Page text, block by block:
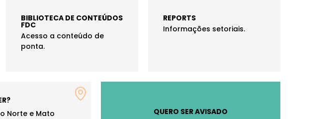
BIBLIOTECA DE CONTEÚDOS
FDC
Acesso a conteúdo de
ponta.
REPORTS
Informações setoriais.
Norte e Mato
QUERO SER AVISADO